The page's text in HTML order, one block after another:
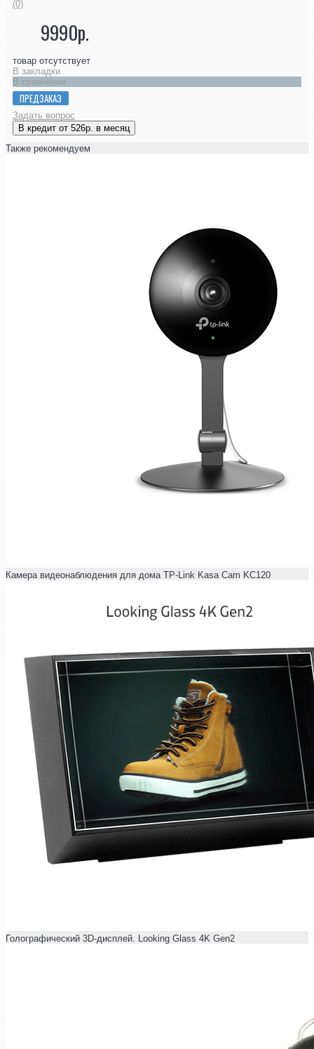
(0)
9990р.
товар отсутствует
В закладки
В сравнение
ПРЕДЗАКАЗ
Задать вопрос
В кредит от 526р. в месяц
Также рекомендуем
Камера видеонаблюдения для дома TP-Link Kasa Cam KC120
Голографический 3D-дисплей. Looking Glass 4K Gen2